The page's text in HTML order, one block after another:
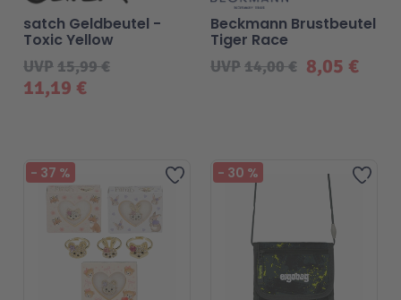
11,19 €
UVP15,99 €
satch Geldbeutel -
Toxic Yellow
8,05 €
UVP14,00 €
Beckmann Brustbeutel
Tiger Race
Zur Wunschliste hinzufügen
- 37 %
Beliebt Zur
- 30 %